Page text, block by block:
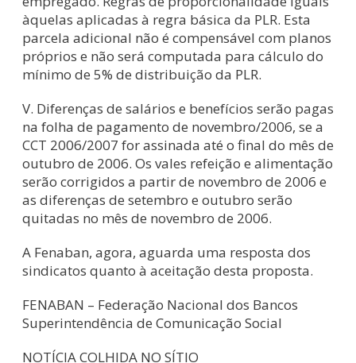
àquelas aplicadas à regra básica da PLR. Esta
parcela adicional não é compensável com planos
próprios e não será computada para cálculo do
mínimo de 5% de distribuição da PLR.
V. Diferenças de salários e benefícios serão pagas
na folha de pagamento de novembro/2006, se a
CCT 2006/2007 for assinada até o final do mês de
outubro de 2006. Os vales refeição e alimentação
serão corrigidos a partir de novembro de 2006 e
as diferenças de setembro e outubro serão
quitadas no mês de novembro de 2006.
A Fenaban, agora, aguarda uma resposta dos
sindicatos quanto à aceitação desta proposta.
FENABAN – Federação Nacional dos Bancos
Superintendência de Comunicação Social
NOTÍCIA COLHIDA NO SÍTIO